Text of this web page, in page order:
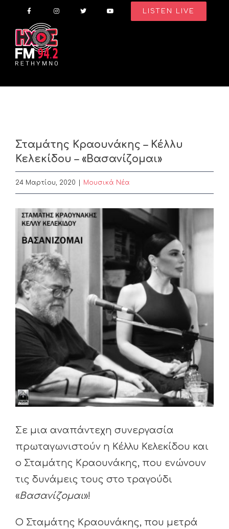
content
LISTEN LIVE
Σταμάτης Κραουνάκης – Κέλλυ
Κελεκίδου – «Βασανίζομαι»
24 Μαρτίου, 2020 | Μουσικά Νέα
View
Larger
Σε μια αναπάντεχη συνεργασία
πρωταγωνιστούν η Κέλλυ Κελεκίδου και
ο Σταμάτης Κραουνάκης, που ενώνουν
τις δυνάμεις τους στο τραγούδι
«Βασανίζομαι»!
Ο Σταμάτης Κραουνάκης, που μετρά